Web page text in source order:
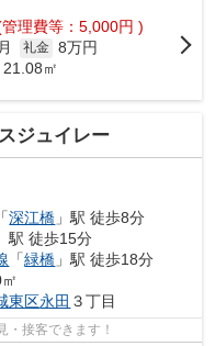
理費等：5,000円 )
礼金 8万円
㎡
ジュイレー
「深江橋 」駅 徒歩8分
」駅 徒歩15分
「緑橋 」駅 徒歩18分
東区永田 ３丁目
・接客できます！